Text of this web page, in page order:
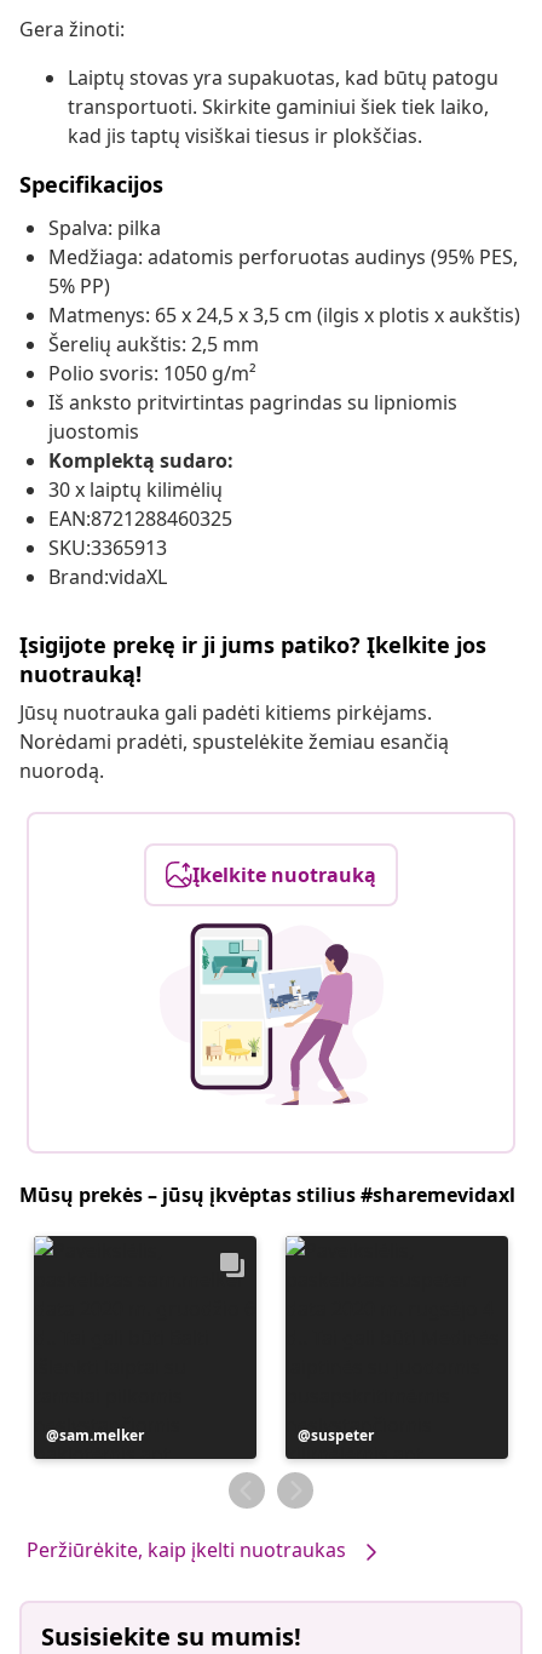
Gera žinoti:
Laiptų stovas yra supakuotas, kad būtų patogu
transportuoti. Skirkite gaminiui šiek tiek laiko,
kad jis taptų visiškai tiesus ir plokščias.
Specifikacijos
Spalva: pilka
Medžiaga: adatomis perforuotas audinys (95% PES,
5% PP)
Matmenys: 65 x 24,5 x 3,5 cm (ilgis x plotis x aukštis)
Šerelių aukštis: 2,5 mm
Polio svoris: 1050 g/m²
Iš anksto pritvirtintas pagrindas su lipniomis
juostomis
Komplektą sudaro:
30 x laiptų kilimėlių
EAN:8721288460325
SKU:3365913
Brand:vidaXL
Įsigijote prekę ir ji jums patiko? Įkelkite jos
nuotrauką!
Jūsų nuotrauka gali padėti kitiems pirkėjams.
Norėdami pradėti, spustelėkite žemiau esančią
nuorodą.
Įkelkite nuotrauką
Mūsų prekės – jūsų įkvėptas stilius #sharemevidaxl
Įrašą
paskelbė
sam.melker
Įrašą
paskelbė
suspeter
Peržiūrėkite, kaip įkelti nuotraukas
Susisiekite su mumis!